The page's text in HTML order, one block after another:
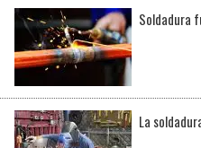
Soldadura
La